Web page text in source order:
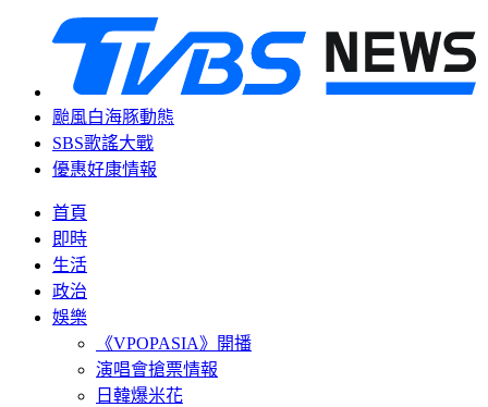
颱風白海豚動態
SBS歌謠大戰
優惠好康情報
首頁
即時
生活
政治
娛樂
《VPOPASIA》開播
演唱會搶票情報
日韓爆米花